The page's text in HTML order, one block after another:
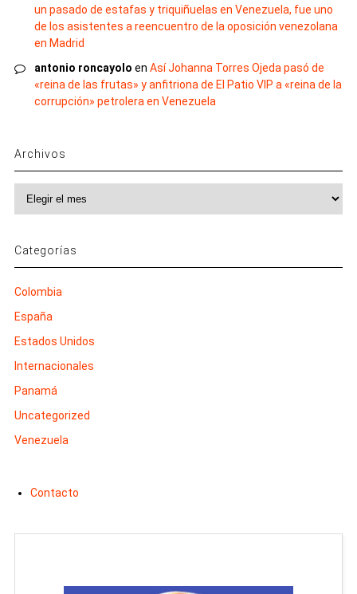
un pasado de estafas y triquiñuelas en Venezuela, fue uno
de los asistentes a reencuentro de la oposición venezolana
en Madrid
antonio roncayolo en Así Johanna Torres Ojeda pasó de
«reina de las frutas» y anfitriona de El Patio VIP a «reina de la
corrupción» petrolera en Venezuela
Archivos
Categorías
Colombia
España
Estados Unidos
Internacionales
Panamá
Uncategorized
Venezuela
Contacto